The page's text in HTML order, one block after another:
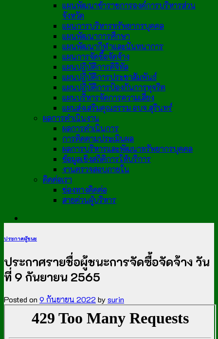
แผนพัฒนาข้าราชการองค์การบริหารส่วน
จังหวัด
แผนการบริหารทรัพยากรบุคคล
แผนพัฒนาการศึกษา
แผนพัฒนากีฬาและนันทนาการ
แผนการจัดซื้อจัดจ้าง
แผนปฏิบัติการดิจิทัล
แผนปฏิบัติการประชาสัมพันธ์
แผนปฏิบัติการป้องกันการทุจริต
แผนบริหารจัดการความเสี่ยง
แผนส่งเสริมคุณธรรม อบจ.สุรินทร์
ผลการดำเนินงาน
ผลการดำเนินการ
การติดตามประเมินผล
ผลการบริหารและพัฒนาทรัพยากรบุคคล
ข้อมูลเชิงสถิติการให้บริการ
งานตรวจสอบภายใน
ติดต่อเรา
ช่องทางติดต่อ
สายด่วนผู้บริหาร
ประกาศผู้ชนะ
ประกาศรายชื่อผู้ชนะการจัดซื้อจัดจ้าง วัน
ที่ 9 กันยายน 2565
Posted on 9 กันยายน 2022 bysurin